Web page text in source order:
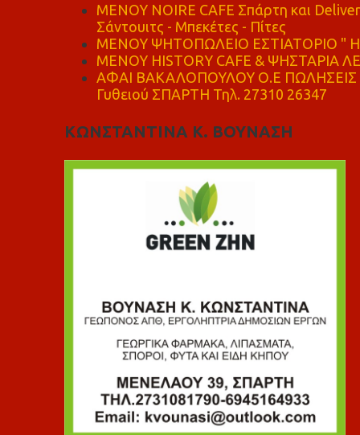
MENOY NOIRE CAFE Σπάρτη και
Σάντουιτς - Μπεκέτες - Πίτες
ΜΕΝΟΥ ΨΗΤΟΠΩΛΕΙΟ ΕΣΤΙΑΤΟΡΙΟ "
ΜΕΝΟΥ HISTORY CAFE & ΨΗΣΤΑΡΙΑ
ΑΦΑΙ ΒΑΚΑΛΟΠΟΥΛΟΥ Ο.Ε ΠΩΛΗΣΕΙΣ
Γυθειού ΣΠΑΡΤΗ Τηλ. 27310 26347
ΚΩΝΣΤΑΝΤΙΝΑ Κ. ΒΟΥΝΑΣΗ